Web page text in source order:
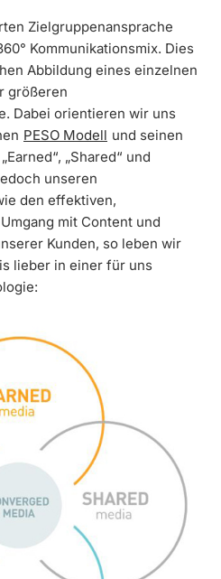
Zielgruppenansprache
Kommunikationsmix. Dies
Abbildung eines einzelnen
größeren
Dabei orientieren wir uns
PESO Modell und seinen
„Shared“ und
unseren
den effektiven,
mit Content und
Kunden, so leben wir
lieber in einer für uns